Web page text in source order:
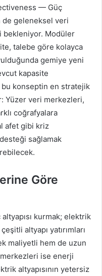
— Güç
de geleneksel veri
bekleniyor. Modüler
talebe göre kolayca
gemiye yeni
kapasite
konseptin en stratejik
Yüzer veri merkezleri,
coğrafyalara
afet gibi kriz
sağlamak
Göre
kurmak; elektrik
altyapı yatırımları
maliyetli hem de uzun
ise enerji
altyapısının yetersiz